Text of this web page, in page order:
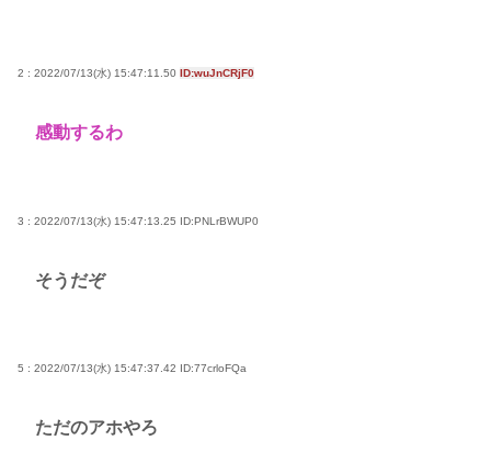
欺で無銭飲食
『ライザのアトリエ3』ウェディングドレス姿のライ
欺で無銭飲食
サイン入りドラム・スティックをプレゼントw
ガチで “ママ” ブーム来てるよな
2 : 2022/07/13(水) 15:47:11.50 ID:wuJnCRjF0
感動するわ
3 : 2022/07/13(水) 15:47:13.25 ID:PNLrBWUP0
そうだぞ
5 : 2022/07/13(水) 15:47:37.42 ID:77crloFQa
ただのアホやろ